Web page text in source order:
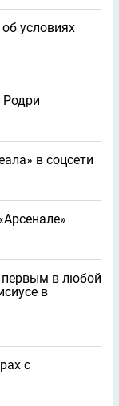
условиях
Родри
в соцсети
первым в любой
в
с